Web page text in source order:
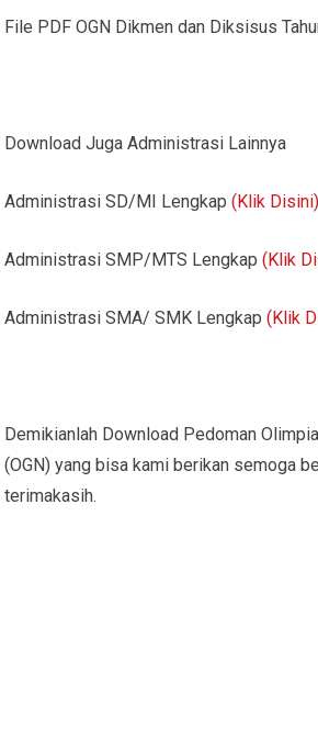
File PDF OGN Dikmen dan Diksisus
Download Juga Administrasi Lainnya
Administrasi SD/MI Lengkap(Klik Disini)
Administrasi SMP/MTS Lengkap(Klik
Administrasi SMA/ SMK Lengkap (Klik
Demikianlah Download Pedoman
(OGN) yang bisa kami berikan semoga
terimakasih.